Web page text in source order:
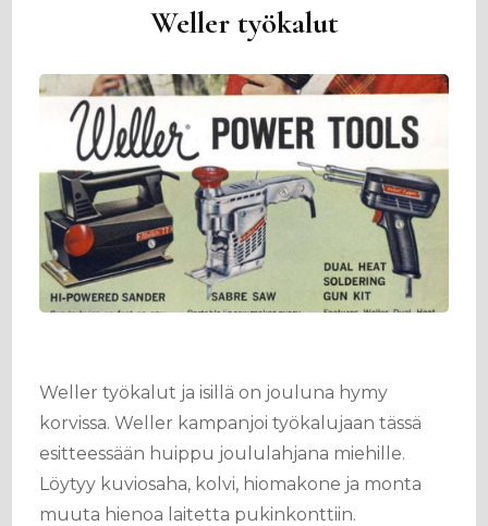
Weller työkalut
Weller työkalut ja isillä on jouluna hymy
korvissa. Weller kampanjoi työkalujaan tässä
esitteessään huippu joululahjana miehille.
Löytyy kuviosaha, kolvi, hiomakone ja monta
muuta hienoa laitetta pukinkonttiin.